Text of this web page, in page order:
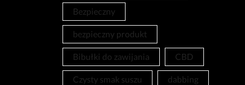
Bezpieczny
bezpieczny produkt
Bibułki do zawijania CBD
Czysty smak suszu dabbing